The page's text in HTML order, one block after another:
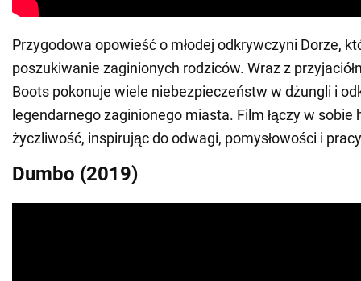
Przygodowa opowieść o młodej odkrywczyni Dorze,
poszukiwanie zaginionych rodziców. Wraz z
Boots pokonuje wiele niebezpieczeństw w dżungli i
legendarnego zaginionego miasta. Film łączy w sobie
życzliwość, inspirując do odwagi, pomysłowości i
Dumbo (2019)